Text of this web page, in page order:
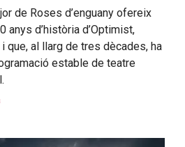
de Roses d’enguany ofereix
anys d’història d’Optimist,
que, al llarg de tres dècades, ha
estable de teatre